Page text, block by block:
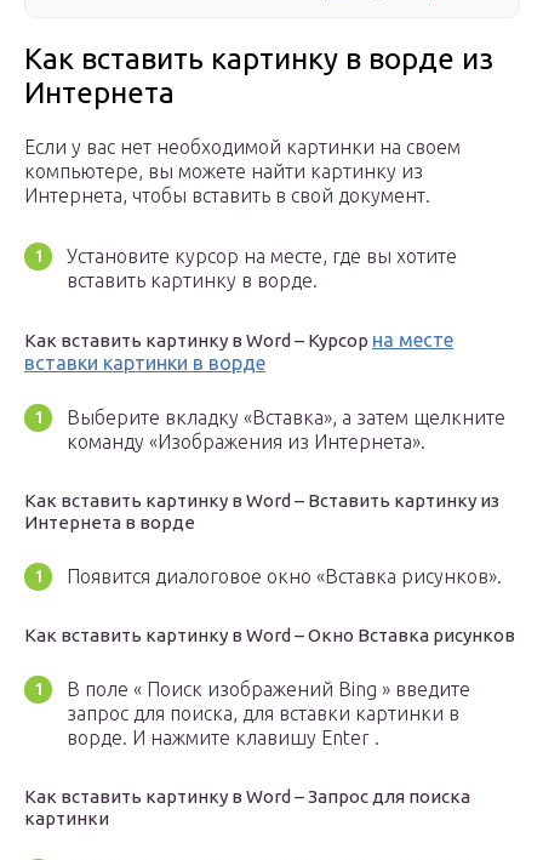
Как вставить картинку в ворде из
Интернета
Если у вас нет необходимой картинки на своем
компьютере, вы можете найти картинку из
Интернета, чтобы вставить в свой документ.
Установите курсор на месте, где вы хотите
вставить картинку в ворде.
Как вставить картинку в Word – Курсор на месте
вставки картинки в ворде
Выберите вкладку «Вставка», а затем щелкните
команду «Изображения из Интернета».
Как вставить картинку в Word – Вставить картинку из
Интернета в ворде
Появится диалоговое окно «Вставка рисунков».
Как вставить картинку в Word – Окно Вставка рисунков
В поле « Поиск изображений Bing » введите
запрос для поиска, для вставки картинки в
ворде. И нажмите клавишу Enter .
Как вставить картинку в Word – Запрос для поиска
картинки